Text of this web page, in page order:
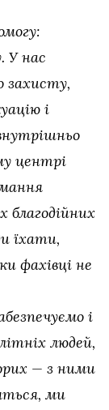
У нас
захисту,
і
центрі
благодійних
їхати,
фахівці не
і
людей,
— з ними
ми